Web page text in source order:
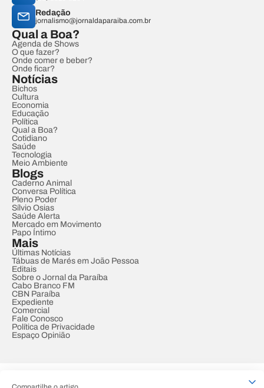
Redação
jornalismo@jornaldaparaiba.com.br
Qual a Boa?
Agenda de Shows
O que fazer?
Onde comer e beber?
Onde ficar?
Notícias
Bichos
Cultura
Economia
Educação
Política
Qual a Boa?
Cotidiano
Saúde
Tecnologia
Meio Ambiente
Blogs
Caderno Animal
Conversa Política
Pleno Poder
Sílvio Osias
Saúde Alerta
Mercado em Movimento
Papo Íntimo
Mais
Últimas Notícias
Tábuas de Marés em João Pessoa
Editais
Sobre o Jornal da Paraíba
Cabo Branco FM
CBN Paraíba
Expediente
Comercial
Fale Conosco
Política de Privacidade
Espaço Opinião